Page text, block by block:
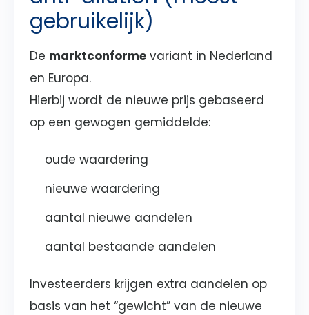
gebruikelijk)
De marktconforme variant in Nederland
en Europa.
Hierbij wordt de nieuwe prijs gebaseerd
op een gewogen gemiddelde:
oude waardering
nieuwe waardering
aantal nieuwe aandelen
aantal bestaande aandelen
Investeerders krijgen extra aandelen op
basis van het “gewicht” van de nieuwe